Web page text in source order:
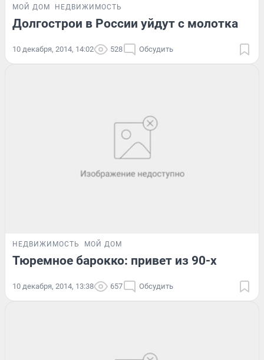
МОЙ ДОМ НЕДВИЖИМОСТЬ
Долгострои в России уйдут с молотка
10 декабря, 2014, 14:02 528 Обсудить
НЕДВИЖИМОСТЬ МОЙ ДОМ
Тюремное барокко: привет из 90-х
10 декабря, 2014, 13:38 657 Обсудить